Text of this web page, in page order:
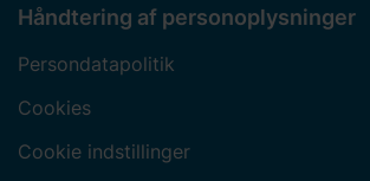
Håndtering af personoplysninger
Persondatapolitik
Cookies
Cookie indstillinger